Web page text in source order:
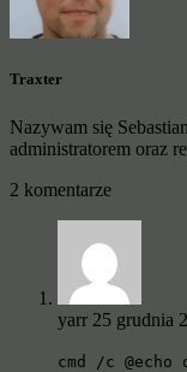
Traxter
Nazywam się
administratorem oraz
2 komentarze
yarr 25 grudnia
cmd /c